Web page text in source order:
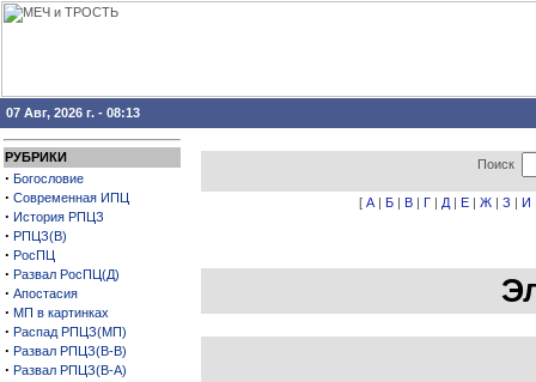
07 Авг, 2026 г. - 08:13
РУБРИКИ
· Богословие
· Современная ИПЦ
· История РПЦЗ
· РПЦЗ(В)
· РосПЦ
· Развал РосПЦ(Д)
· Апостасия
· МП в картинках
· Распад РПЦЗ(МП)
· Развал РПЦЗ(В-В)
· Развал РПЦЗ(В-А)
Поиск
[ А | Б | В | Г | Д | Е | Ж | З | И